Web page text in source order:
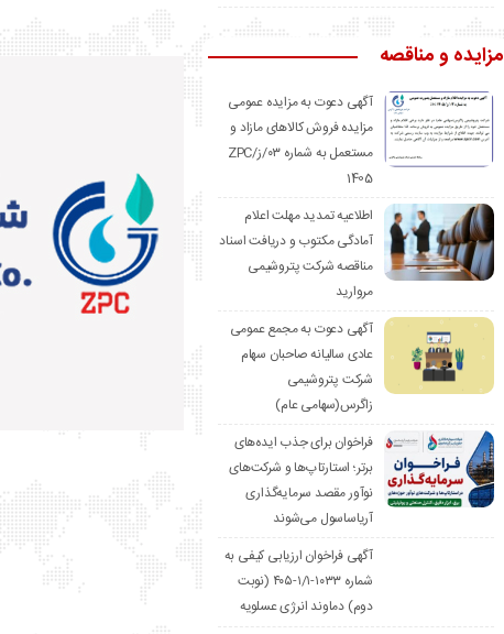
مزایده و مناقصه
آگهی دعوت به مزایده عمومی
مزایده فروش کالاهای مازاد و
مستعمل به شماره ۰۳/ز/ZPC
1405
اطلاعیه تمدید مهلت اعلام
آمادگی مکتوب و دریافت اسناد
مناقصه شرکت پتروشیمی
مروارید
آگهی دعوت به مجمع عمومی
عادی سالیانه صاحبان سهام
شرکت پتروشیمی
زاگرس(سهامی عام)
فراخوان برای جذب ایده‌های
برتر؛ استارتاپ‌ها و شرکت‌های
نوآور مقصد سرما‌یه‌گذاری
آریاساسول می‌شوند
آگهی فراخوان ارزیابی کیفی به
شماره ۱۰۳۳-۱/۱-۴۰۵ (نوبت
دوم) دماوند انرژی عسلویه